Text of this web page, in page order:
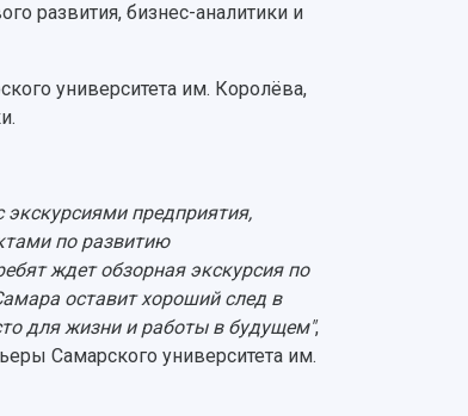
развития, бизнес-аналитики и
университета им. Королёва,
предприятия,
по развитию
ждет обзорная экскурсия по
оставит хороший след в
для жизни и работы в будущем",
Самарского университета им.